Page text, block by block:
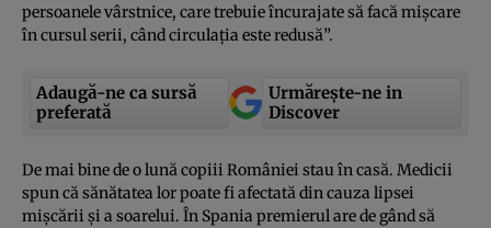
persoanele vârstnice, care trebuie încurajate să facă mişcare
în cursul serii, când circulaţia este redusă”.
Adaugă-ne ca sursă
preferată
Urmărește-ne in
Discover
De mai bine de o lună copiii României stau în casă. Medicii
spun că sănătatea lor poate fi afectată din cauza lipsei
mişcării şi a soarelui. În Spania premierul are de gând să